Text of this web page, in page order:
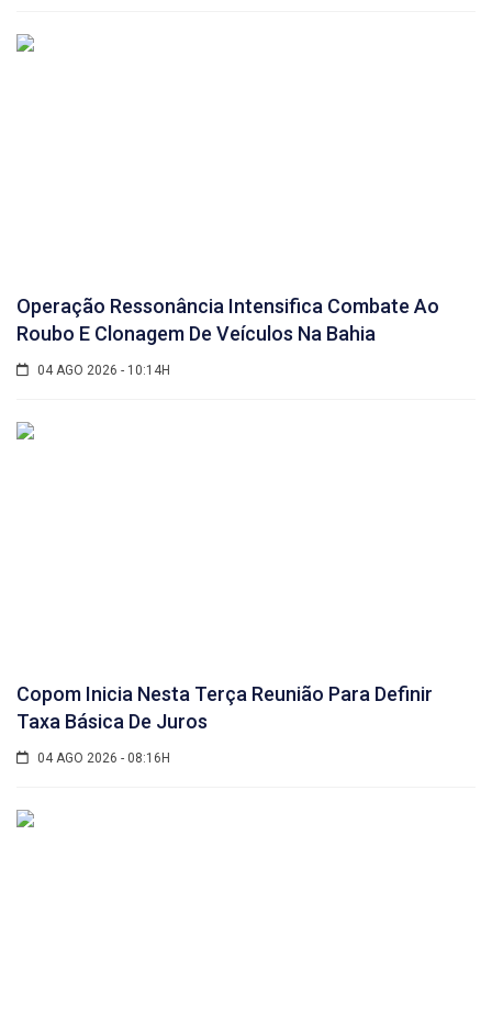
Operação Ressonância Intensifica Combate Ao
Roubo E Clonagem De Veículos Na Bahia
04 AGO 2026 - 10:14H
Copom Inicia Nesta Terça Reunião Para Definir
Taxa Básica De Juros
04 AGO 2026 - 08:16H